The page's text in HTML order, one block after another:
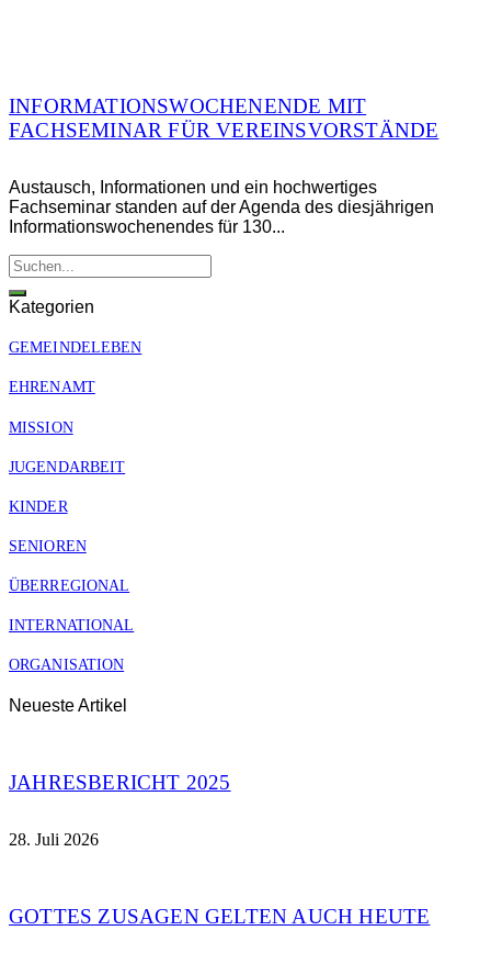
INFORMATIONSWOCHENENDE MIT
FACHSEMINAR FÜR VEREINSVORSTÄNDE
Austausch, Informationen und ein hochwertiges
Fachseminar standen auf der Agenda des diesjährigen
Informationswochenendes für 130...
Kategorien
GEMEINDELEBEN
EHRENAMT
MISSION
JUGENDARBEIT
KINDER
SENIOREN
ÜBERREGIONAL
INTERNATIONAL
ORGANISATION
Neueste Artikel
JAHRESBERICHT 2025
28. Juli 2026
GOTTES ZUSAGEN GELTEN AUCH HEUTE